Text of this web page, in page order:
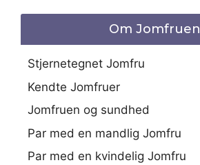
Om Jomfruen
Stjernetegnet Jomfru
Kendte Jomfruer
Jomfruen og sundhed
Par med en mandlig Jomfru
Par med en kvindelig Jomfru